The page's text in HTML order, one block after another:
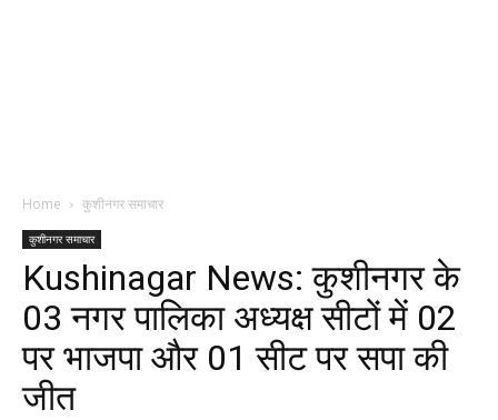
Home कुशीनगर समाचार
कुशीनगर समाचार
Kushinagar News: कुशीनगर के
03 नगर पालिका अध्यक्ष सीटों में 02
पर भाजपा और 01 सीट पर सपा की
जीत